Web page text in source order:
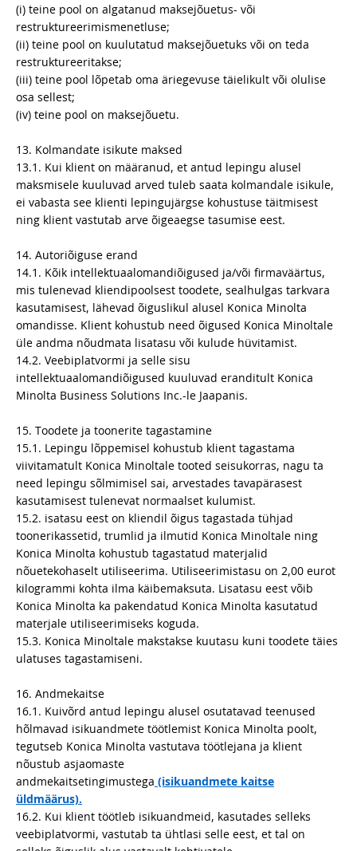
(i) teine pool on algatanud maksejõuetus- või
restruktureerimismenetluse;
(ii) teine pool on kuulutatud maksejõuetuks või on teda
restruktureeritakse;
(iii) teine pool lõpetab oma äriegevuse täielikult või olulise
osa sellest;
(iv) teine pool on maksejõuetu.
13. Kolmandate isikute maksed
13.1. Kui klient on määranud, et antud lepingu alusel
maksmisele kuuluvad arved tuleb saata kolmandale isikule,
ei vabasta see klienti lepingujärgse kohustuse täitmisest
ning klient vastutab arve õigeaegse tasumise eest.
14. Autoriõiguse erand
14.1. Kõik intellektuaalomandiõigused ja/või firmaväärtus,
mis tulenevad kliendipoolsest toodete, sealhulgas tarkvara
kasutamisest, lähevad õiguslikul alusel Konica Minolta
omandisse. Klient kohustub need õigused Konica Minoltale
üle andma nõudmata lisatasu või kulude hüvitamist.
14.2. Veebiplatvormi ja selle sisu
intellektuaalomandiõigused kuuluvad eranditult Konica
Minolta Business Solutions Inc.-le Jaapanis.
15. Toodete ja toonerite tagastamine
15.1. Lepingu lõppemisel kohustub klient tagastama
viivitamatult Konica Minoltale tooted seisukorras, nagu ta
need lepingu sõlmimisel sai, arvestades tavapärasest
kasutamisest tulenevat normaalset kulumist.
15.2. isatasu eest on kliendil õigus tagastada tühjad
toonerikassetid, trumlid ja ilmutid Konica Minoltale ning
Konica Minolta kohustub tagastatud materjalid
nõuetekohaselt utiliseerima. Utiliseerimistasu on 2,00 eurot
kilogrammi kohta ilma käibemaksuta. Lisatasu eest võib
Konica Minolta ka pakendatud Konica Minolta kasutatud
materjale utiliseerimiseks koguda.
15.3. Konica Minoltale makstakse kuutasu kuni toodete täies
ulatuses tagastamiseni.
16. Andmekaitse
16.1. Kuivõrd antud lepingu alusel osutatavad teenused
hõlmavad isikuandmete töötlemist Konica Minolta poolt,
tegutseb Konica Minolta vastutava töötlejana ja klient
nõustub asjaomaste
andmekaitsetingimustega (isikuandmete kaitse
üldmäärus).
16.2. Kui klient töötleb isikuandmeid, kasutades selleks
veebiplatvormi, vastutab ta ühtlasi selle eest, et tal on